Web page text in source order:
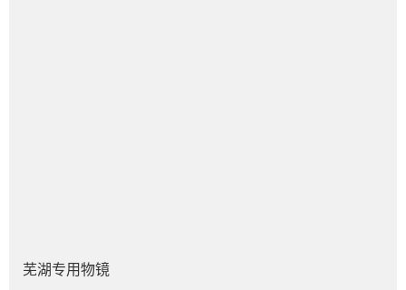
芜湖专用物镜